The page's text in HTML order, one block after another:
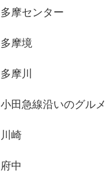
多摩センター
多摩境
多摩川
小田急線沿いのグルメ
川崎
府中